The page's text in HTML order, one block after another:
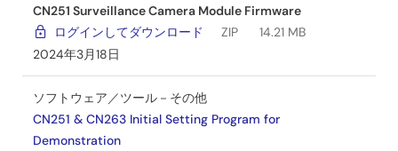
CN251 Surveillance Camera Module Firmware
ログインしてダウンロード
ZIP
14.21 MB
2024年3月18日
ソフトウェア／ツール－その他
CN251 & CN263 Initial Setting Program for
Demonstration